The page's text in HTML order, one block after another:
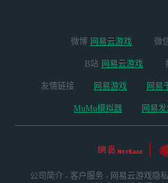
微博 网易云游戏 微
B站 网易云游戏
友情链接 网易游戏 网易
MuMu模拟器 网易
公司简介 - 客户服务 - 网易云游戏隐